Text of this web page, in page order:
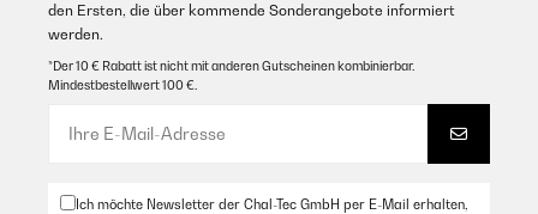
den Ersten, die über kommende Sonderangebote informiert
werden.
*Der 10 € Rabatt ist nicht mit anderen Gutscheinen kombinierbar.
Mindestbestellwert 100 €.
Ich möchte Newsletter der Chal-Tec GmbH per E-Mail erhalten,